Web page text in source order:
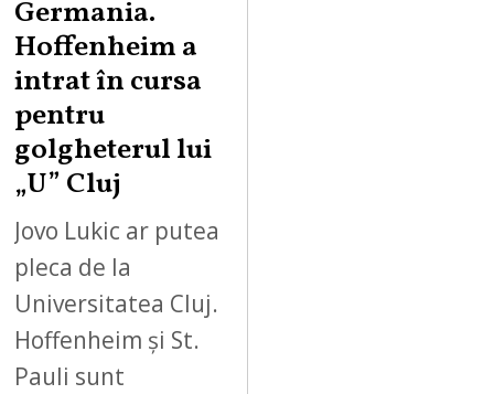
Germania.
Hoffenheim a
intrat în cursa
pentru
golgheterul lui
„U” Cluj
Jovo Lukic ar putea
pleca de la
Universitatea Cluj.
Hoffenheim și St.
Pauli sunt